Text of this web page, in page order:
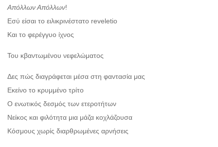
Απόλλων Απόλλων!
Εσύ είσαι το ειλικρινέστατο reveletio
Και το φερέγγυο ίχνος
Του κβαντωμένου νεφελώματος
Δες πώς διαγράφεται μέσα στη φαντασία μας
Εκείνο το κρυμμένο τρίτο
Ο ενωτικός δεσμός των ετεροτήτων
Νείκος και φιλότητα μια μάζα κοχλάζουσα
Κόσμους χωρίς διαρθρωμένες αρνήσεις